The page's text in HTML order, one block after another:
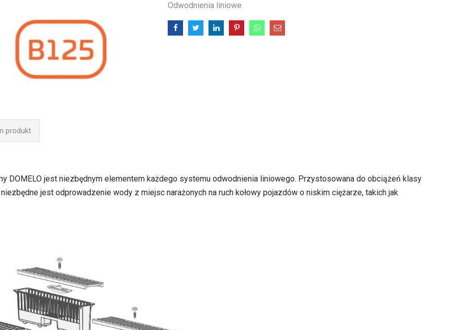
Odwodnienia liniowe
produkt
DOMELO jest niezbędnym elementem każdego systemu odwodnienia liniowego. Przystosowana do obciążeń klasy
jest odprowadzenie wody z miejsc narażonych na ruch kołowy pojazdów o niskim ciężarze, takich jak